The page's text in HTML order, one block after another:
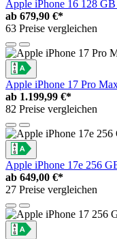
Apple iPhone 16 128
ab 679,90 €*
63 Preise vergleichen
Apple iPhone 17 Pro
ab 1.199,99 €*
82 Preise vergleichen
Apple iPhone 17e 256
ab 649,00 €*
27 Preise vergleichen